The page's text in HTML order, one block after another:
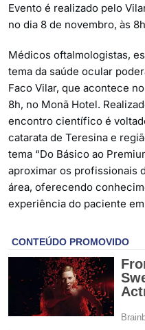
Evento é realizado pelo
no dia 8 de novembro, às
Médicos oftalmologistas,
tema da saúde ocular
Faco Vilar, que acontece
8h, no Monã Hotel.
encontro científico é
catarata de Teresina e
tema “Do Básico ao
aproximar os profissionais
área, oferecendo
experiência do paciente